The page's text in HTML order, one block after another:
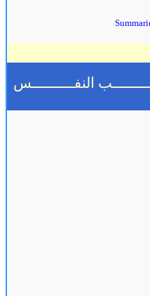
النفــــــــــس